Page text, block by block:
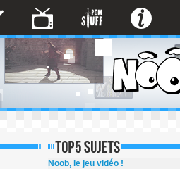
Noob, le jeu vidéo !